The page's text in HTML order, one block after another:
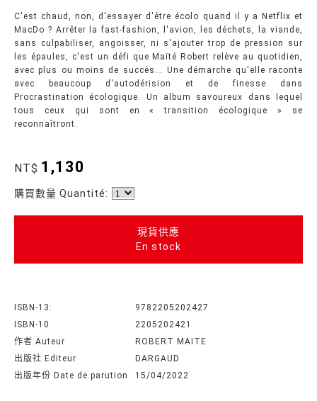
C'est chaud, non, d'essayer d'être écolo quand il y a Netflix et
MacDo ? Arrêter la fast-fashion, l'avion, les déchets, la viande,
sans culpabiliser, angoisser, ni s'ajouter trop de pression sur
les épaules, c'est un défi que Maïté Robert relève au quotidien,
avec plus ou moins de succès... Une démarche qu'elle raconte
avec beaucoup d'autodérision et de finesse dans
Procrastination écologique. Un album savoureux dans lequel
tous ceux qui sont en « transition écologique » se
reconnaîtront.
NT$ 1,130
購買數量 Quantité:
現貨供應
En stock
ISBN-13:
9782205202427
ISBN-10
2205202421
作者 Auteur
ROBERT MAITE
出版社 Editeur
DARGAUD
出版年份 Date de parution
15/04/2022